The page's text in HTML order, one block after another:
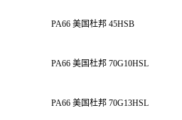
PA66 美国杜邦 45HSB
PA66 美国杜邦 70G10HSL
PA66 美国杜邦 70G13HSL